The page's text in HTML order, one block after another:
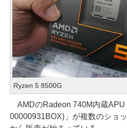
Ryzen 5 8500G
AMDのRadeon 740M内蔵APU
00000931BOX)」が複数のショ